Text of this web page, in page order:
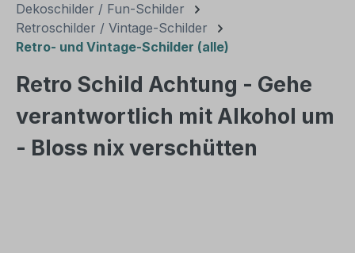
Dekoschilder / Fun-Schilder
Retroschilder / Vintage-Schilder
Retro- und Vintage-Schilder (alle)
Retro Schild Achtung - Gehe
verantwortlich mit Alkohol um
- Bloss nix verschütten